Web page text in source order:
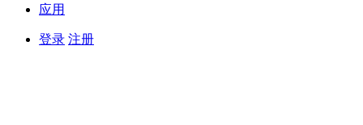
应用
登录 注册